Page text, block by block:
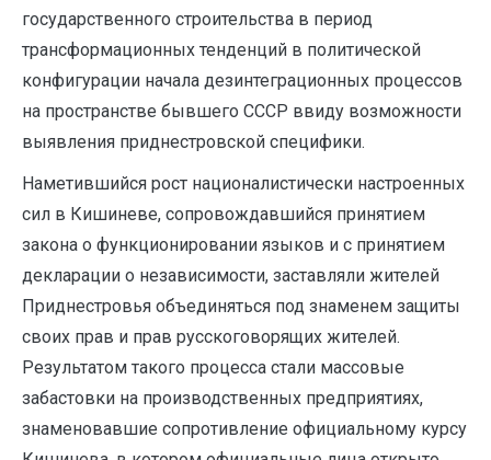
государственного строительства в период
трансформационных тенденций в политической
конфигурации начала дезинтеграционных процессов
на пространстве бывшего СССР ввиду возможности
выявления приднестровской специфики.
Наметившийся рост националистически настроенных
сил в Кишиневе, сопровождавшийся принятием
закона о функционировании языков и с принятием
декларации о независимости, заставляли жителей
Приднестровья объединяться под знаменем защиты
своих прав и прав русскоговорящих жителей.
Результатом такого процесса стали массовые
забастовки на производственных предприятиях,
знаменовавшие сопротивление официальному курсу